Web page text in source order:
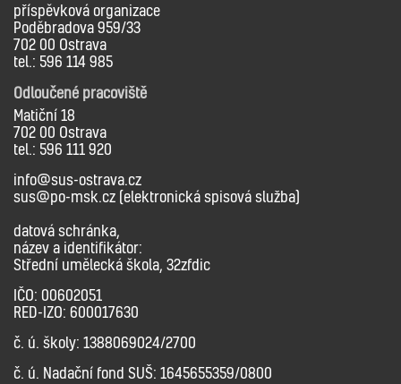
příspěvková organizace
Poděbradova 959/33
702 00 Ostrava
tel.: 596 114 985
Odloučené pracoviště
Matiční 18
702 00 Ostrava
tel.: 596 111 920
info@sus-ostrava.cz
sus@po-msk.cz (elektronická spisová služba)
datová schránka,
název a identifikátor:
Střední umělecká škola, 32zfdic
IČO: 00602051
RED-IZO: 600017630
č. ú. školy: 1388069024/2700
č. ú. Nadační fond SUŠ: 1645655359/0800